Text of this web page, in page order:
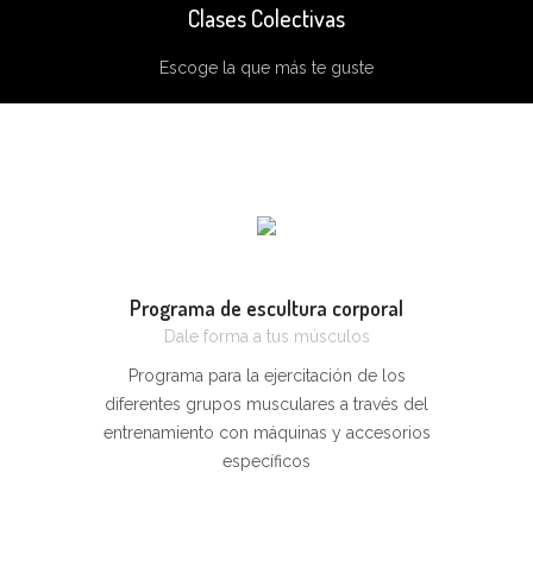
Clases Colectivas
Escoge la que más te guste
Programa de escultura corporal
Dale forma a tus músculos
Programa para la ejercitación de los
diferentes grupos musculares a través del
entrenamiento con máquinas y accesorios
específicos